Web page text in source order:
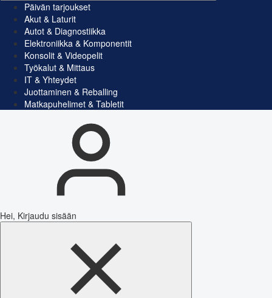
Päivän tarjoukset
Akut & Laturit
Autot & Diagnostiikka
Elektroniikka & Komponentit
Konsolit & Videopelit
Työkalut & Mittaus
IT & Yhteydet
Juottaminen & Reballing
Matkapuhelimet & Tabletit
Hei, Kirjaudu sisään